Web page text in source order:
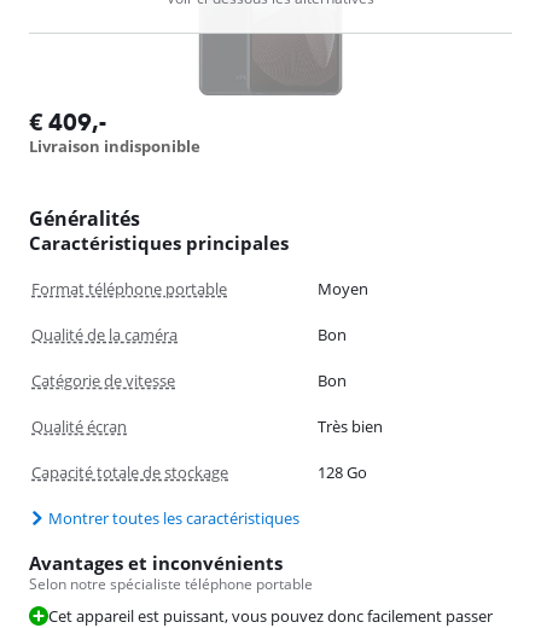
€ 409,-
Livraison indisponible
Généralités
Caractéristiques principales
Format téléphone portable Moyen
Qualité de la caméra Bon
Catégorie de vitesse Bon
Qualité écran Très bien
Capacité totale de stockage 128 Go
Montrer toutes les caractéristiques
Avantages et inconvénients
Selon notre spécialiste téléphone portable
Cet appareil est puissant, vous pouvez donc facilement passer